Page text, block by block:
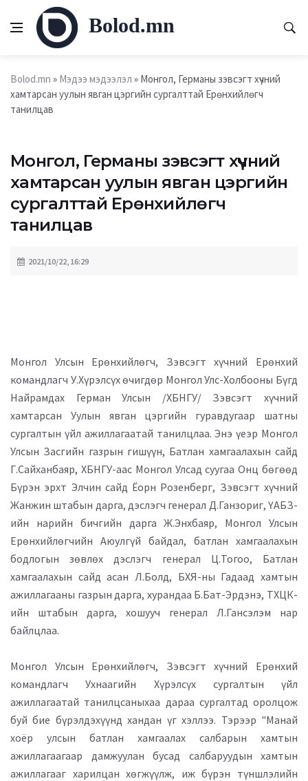
Bolod.mn
Bolod.mn » Мэдээ мэдээлэл » Монгол, Германы зэвсэгт хүчний
хамтарсан уулын явган цэргийн сургалттай Ерөнхийлөгч
танилцав
Монгол, Германы зэвсэгт хүчний
хамтарсан уулын явган цэргийн
сургалттай Ерөнхийлөгч
танилцав
2021/10/22, 16:29
Монгол Улсын Ерөнхийлөгч, Зэвсэгт хүчний Ерөнхий
командлагч У.Хүрэлсүх өчигдөр Монгол Улс-Холбооны Бүгд
Найрамдах Герман Улсын /ХБНГУ/ Зэвсэгт хүчний
хамтарсан Уулын явган цэргийн гуравдугаар шатны
сургалтын үйл ажиллагаатай танилцлаа. Энэ үеэр Монгол
Улсын Засгийн газрын гишүүн, Батлан хамгаалахын сайд
Г.Сайханбаяр, ХБНГУ-аас Монгол Улсад суугаа Онц бөгөөд
Бүрэн эрхт Элчин сайд Ёорн Розенберг, Зэвсэгт хүчний
Жанжин штабын дарга, дэслэгч генерал Д.Ганзориг, ҮАБЗ-
ийн нарийн бичгийн дарга Ж.Энхбаяр, Монгол Улсын
Ерөнхийлөгчийн Аюулгүй байдал, батлан хамгаалахын
бодлогын зөвлөх дэслэгч генерал Ц.Тогоо, Батлан
хамгаалахын сайд асан Л.Болд, БХЯ-ны Гадаад хамтын
ажиллагааны газрын дарга, хурандаа Б.Бат-Эрдэнэ, ТХЦК-
ийн штабын дарга, хошууч генерал Л.Гансэлэм нар
байлцлаа.
Монгол Улсын Ерөнхийлөгч, Зэвсэгт хүчний Ерөнхий
командлагч Ухнаагийн Хүрэлсүх сургалтын үйл
ажиллагаатай танилцсаныхаа дараа сургалтад оролцож
буй бие бүрэлдэхүүнд хандан үг хэллээ. Тэрээр "Манай
хоёр улсын батлан хамгаалах салбарын хамтын
ажиллагаагаар дамжуулан бусад салбаруудын хамтын
ажиллагааг харилцан хөгжүүлж, иж бүрэн түншлэлийн